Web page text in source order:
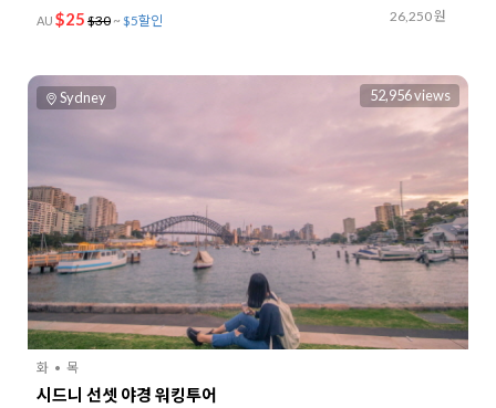
26,250 원
AU $25 $30 ~ $5할인
Sydney 52,956 views
화 목
시드니 선셋 야경 워킹투어